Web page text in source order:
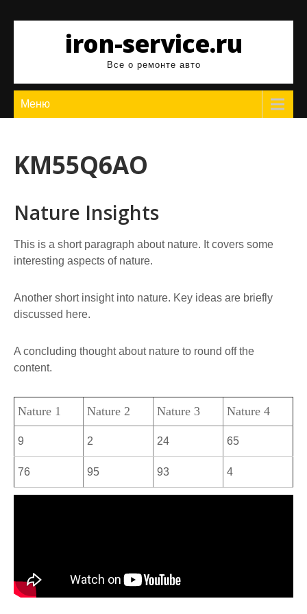
содержимомуiron-service.ru
Все о ремонте авто
Меню
KM55Q6AO
Nature Insights
This is a short paragraph about nature. It covers some
interesting aspects of nature.
Another short insight into nature. Key ideas are briefly
discussed here.
A concluding thought about nature to round off the
content.
Nature 1 Nature 2 Nature 3 Nature 4
9 2 24 65
76 95 93 4